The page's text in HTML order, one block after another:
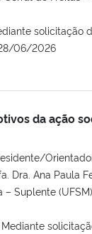
solicitação
06/2026
da ação
Dra. Ana Paula
– Suplente (UFSM)